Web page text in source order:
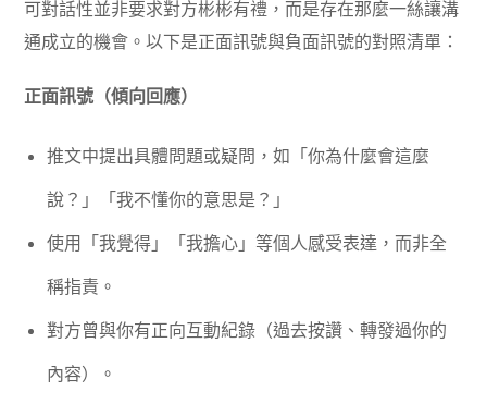
可對話性並非要求對方彬彬有禮，而是存在那麼一絲讓溝
通成立的機會。以下是正面訊號與負面訊號的對照清單：
正面訊號（傾向回應）
推文中提出具體問題或疑問，如「你為什麼會這麼
說？」「我不懂你的意思是？」
使用「我覺得」「我擔心」等個人感受表達，而非全
稱指責。
對方曾與你有正向互動紀錄（過去按讚、轉發過你的
內容）。